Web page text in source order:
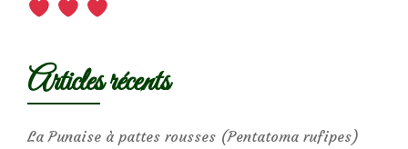
Articles récents
La Punaise à pattes rousses (Pentatoma rufipes)